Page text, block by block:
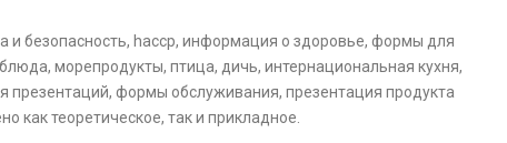
и безопасность, haccp, информация о здоровье, формы для
морепродукты, птица, дичь, интернациональная кухня,
формы обслуживания, презентация продукта
как теоретическое, так и прикладное.